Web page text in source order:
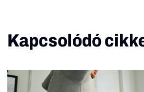
Kapcsolódó